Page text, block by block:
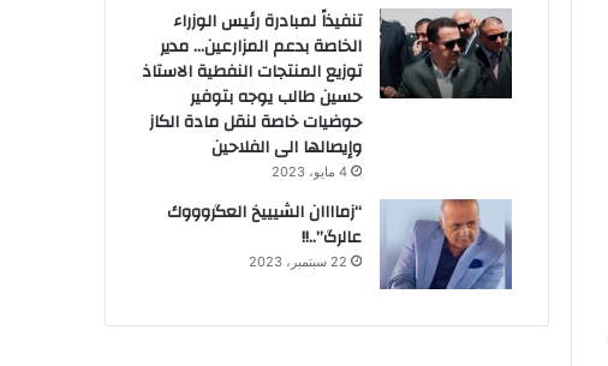
تنفيذاً لمبادرة رئيس الوزراء
الخاصة بدعم المزارعين… مدير
توزيع المنتجات النفطية الاستاذ
حسين طالب يوجه بتوفير
حوضيات خاصة لنقل مادة الكاز
وإيصالها الى الفلاحين
4 مايو، 2023
“زماااان الشيييخ العگروووك
عالرگ”..!!
22 سبتمبر، 2023